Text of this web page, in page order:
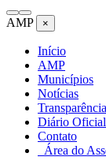
AMP ×
Início
AMP
Municípios
Notícias
Transparência
Diário
Contato
Área do